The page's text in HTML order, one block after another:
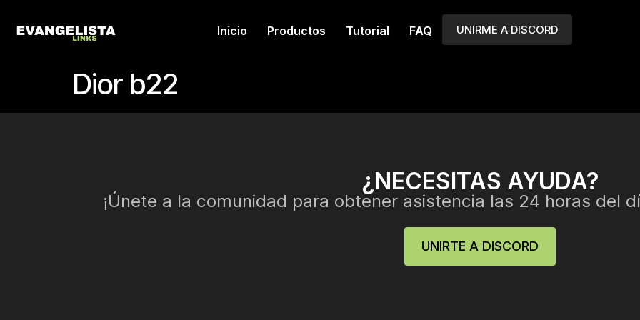
Inicio Productos Tutorial FAQ UNIRME A DISCORD
Dior b22
¿NECESITAS AYUDA?
¡Únete a la comunidad para obtener asistencia las 24 horas del
UNIRTE A DISCORD